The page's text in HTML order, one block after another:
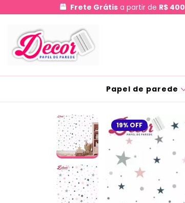
Frete Grátis a partir de R$ 400
Papel de parede
19% OFF